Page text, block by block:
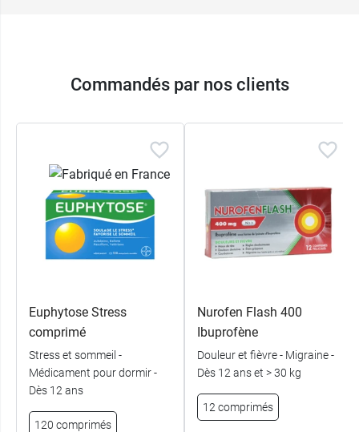
Commandés par nos clients
Euphytose Stress
comprimé
Stress et sommeil -
Médicament pour dormir -
Dès 12 ans
120 comprimés
Nurofen Flash 400
Ibuprofène
Douleur et fièvre - Migraine -
Dès 12 ans et > 30 kg
12 comprimés